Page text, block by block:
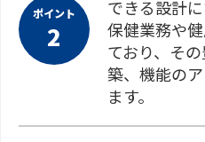
ポイント
2
できる設計
保健業務や
ており、そ
築、機能の
ます。